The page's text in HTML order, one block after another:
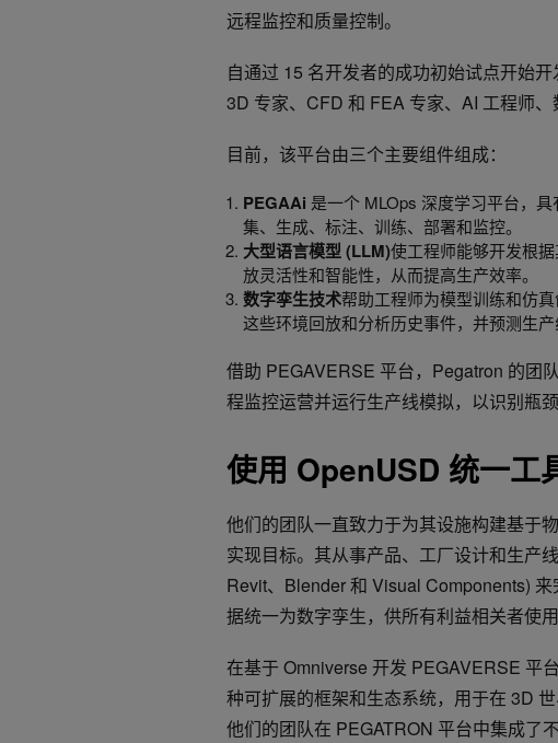
远程监控和质量控制。
自通过 15 名开发者的成功初始试点开始
3D 专家、CFD 和 FEA 专家、AI 工程师、
目前，该平台由三个主要组件组成：
PEGAAi 是一个 MLOps 深度学习平台，
集、生成、标注、训练、部署和监控。
大型语言模型 (LLM)使工程师能够开发根
放灵活性和智能性，从而提高生产效率。
数字孪生技术帮助工程师为模型训练和仿
这些环境回放和分析历史事件，并预测生产
借助 PEGAVERSE 平台，Pegatron 的团
程监控运营并运行生产线模拟，以识别瓶颈
使用 OpenUSD 统一工
他们的团队一直致力于为其设施构建基于
实现目标。其从事产品、工厂设计和生产
Revit、Blender 和 Visual Components)
据统一为数字孪生，供所有利益相关者使用
在基于 Omniverse 开发 PEGAVERSE 平
种可扩展的框架和生态系统，用于在 3D
他们的团队在 PEGATRON 平台中集成了